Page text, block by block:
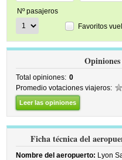
Nº pasajeros
Favoritos
Total opiniones: 0
Promedio votaciones viajeros:
Leer las opiniones
Ficha técnica del
Nombre del aeropuerto: Lyon